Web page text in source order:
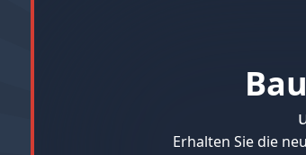
Bau
Erhalten Sie die